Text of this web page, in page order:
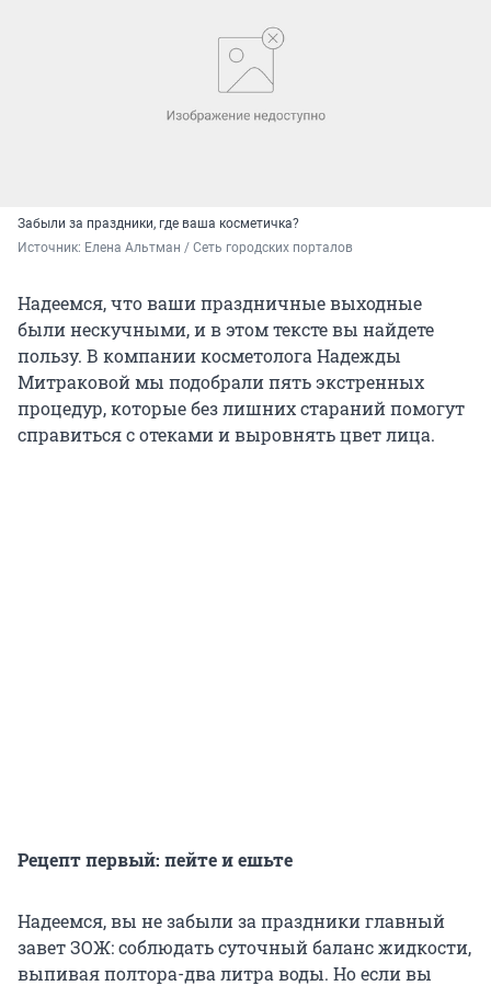
Забыли за праздники, где ваша косметичка?
Источник: Елена Альтман / Сеть городских порталов
Надеемся, что ваши праздничные выходные
были нескучными, и в этом тексте вы найдете
пользу. В компании косметолога Надежды
Митраковой мы подобрали пять экстренных
процедур, которые без лишних стараний помогут
справиться с отеками и выровнять цвет лица.
Рецепт первый: пейте и ешьте
Надеемся, вы не забыли за праздники главный
завет ЗОЖ: соблюдать суточный баланс жидкости,
выпивая полтора-два литра воды. Но если вы